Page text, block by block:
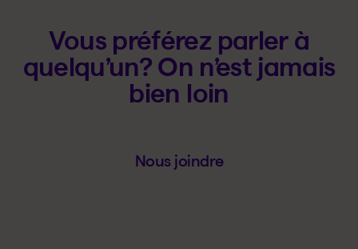
Vous préférez parler à
quelqu’un? On n’est jamais
bien loin
Nous joindre